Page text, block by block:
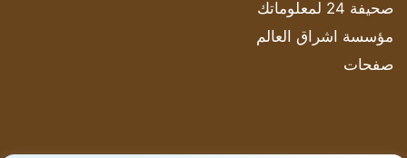
صحيفة 24 لمعلوماتك
مؤسسة اشراق العالم
صفحات